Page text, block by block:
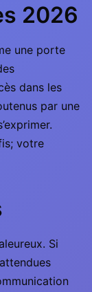
2026
une porte
dans les
par une
votre
Si